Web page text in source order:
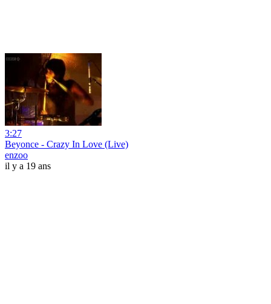
3:27
Beyonce - Crazy In Love (Live)
enzoo
il y a 19 ans